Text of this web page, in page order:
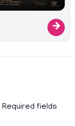
→
Required fields